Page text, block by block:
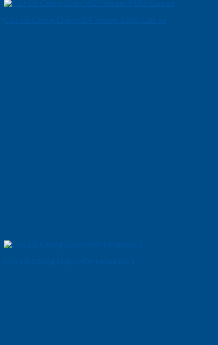
Cửa Gỗ Chống Cháy MDF Veneer P1R4 Cam xe
Cửa Gỗ Chống Cháy MDF Melamine 1